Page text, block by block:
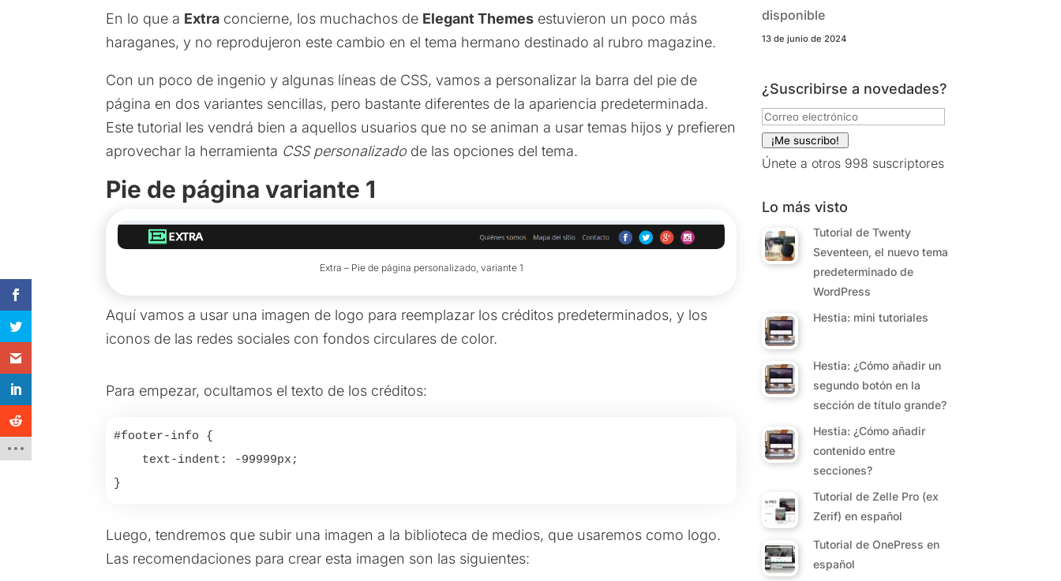
En lo que a Extra concierne, los muchachos de Elegant Themes estuvieron un poco más
haraganes, y no reprodujeron este cambio en el tema hermano destinado al rubro magazine.
Con un poco de ingenio y algunas líneas de CSS, vamos a personalizar la barra del pie de
página en dos variantes sencillas, pero bastante diferentes de la apariencia predeterminada.
Este tutorial les vendrá bien a aquellos usuarios que no se animan a usar temas hijos y prefieren
aprovechar la herramienta CSS personalizado de las opciones del tema.
Pie de página variante 1
Extra – Pie de página personalizado, variante 1
Aquí vamos a usar una imagen de logo para reemplazar los créditos predeterminados, y los
iconos de las redes sociales con fondos circulares de color.
Para empezar, ocultamos el texto de los créditos:
#footer-info {
text-indent: -99999px;
}
Luego, tendremos que subir una imagen a la biblioteca de medios, que usaremos como logo.
Las recomendaciones para crear esta imagen son las siguientes:
disponible
13 de junio de 2024
¿Suscribirse a novedades?
Correo
electrónico
¡Me suscribo!
Únete a otros 998 suscriptores
Lo más visto
Tutorial de Twenty
Seventeen, el nuevo tema
predeterminado de
WordPress
Hestia: mini tutoriales
Hestia: ¿Cómo añadir un
segundo botón en la
sección de título grande?
Hestia: ¿Cómo añadir
contenido entre
secciones?
Tutorial de Zelle Pro (ex
Zerif) en español
Tutorial de OnePress en
español